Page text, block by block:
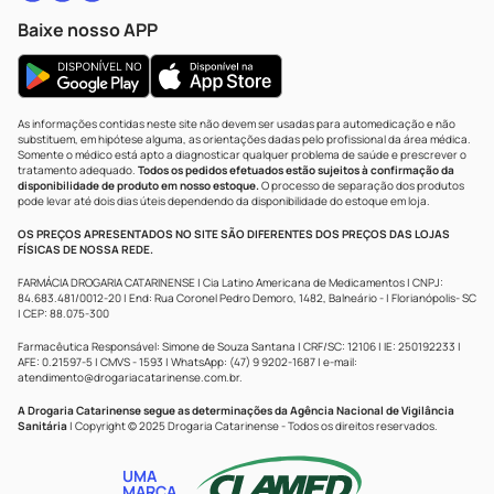
Baixe nosso APP
As informações contidas neste site não devem ser usadas para automedicação e não
substituem, em hipótese alguma, as orientações dadas pelo profissional da área médica.
Somente o médico está apto a diagnosticar qualquer problema de saúde e prescrever o
tratamento adequado. Todos os pedidos efetuados estão sujeitos à confirmação da
disponibilidade de produto em nosso estoque.O processo de separação dos produtos
pode levar até dois dias úteis dependendo da disponibilidade do estoque em loja.
OS PREÇOS APRESENTADOS NO SITE SÃO DIFERENTES DOS PREÇOS DAS LOJAS
FÍSICAS DE NOSSA REDE.
FARMÁCIA DROGARIA CATARINENSE | Cia Latino Americana de Medicamentos | CNPJ:
84.683.481/0012-20 | End: Rua Coronel Pedro Demoro, 1482, Balneário - | Florianópolis- SC
| CEP: 88.075-300
Farmacêutica Responsável: Simone de Souza Santana | CRF/SC: 12106 | IE: 250192233 |
AFE: 0.21597-5 | CMVS - 1593 | WhatsApp: (47) 9 9202-1687 | e-mail:
atendimento@drogariacatarinense.com.br.
A Drogaria Catarinense segue as determinações da Agência Nacional de Vigilância
Sanitária | Copyright © 2025 Drogaria Catarinense - Todos os direitos reservados.
UMA